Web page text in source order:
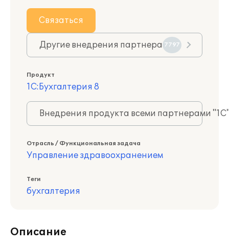
Связаться
Другие внедрения партнера 7797
Продукт
1С:Бухгалтерия 8
Внедрения продукта всеми партнерами
Отрасль / Функциональная задача
Управление здравоохранением
Теги
бухгалтерия
Описание